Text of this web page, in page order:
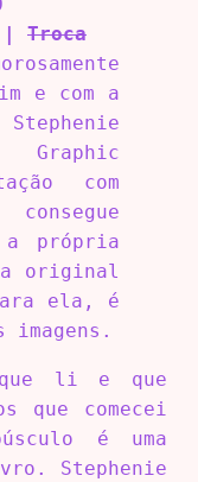
Troca
e com a
Graphic
com
própria
original
ela, é
imagens.
que li e que
que comecei
é uma
Stephenie